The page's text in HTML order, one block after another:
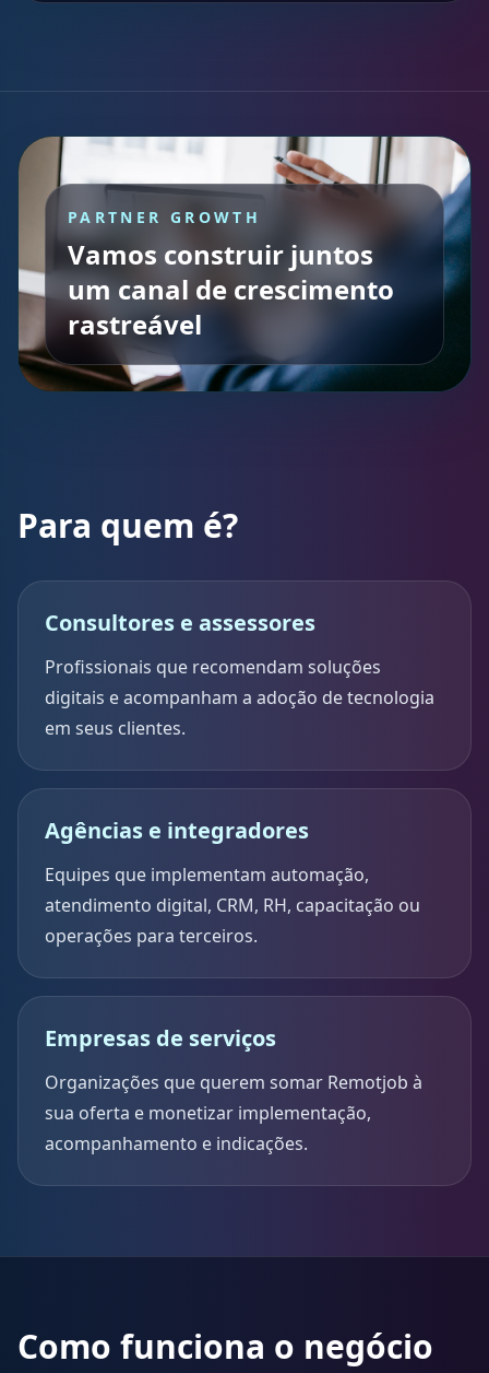
PARTNER GROWTH
Vamos construir juntos
um canal de crescimento
rastreável
Para quem é?
Consultores e assessores
Profissionais que recomendam soluções
digitais e acompanham a adoção de tecnologia
em seus clientes.
Agências e integradores
Equipes que implementam automação,
atendimento digital, CRM, RH, capacitação ou
operações para terceiros.
Empresas de serviços
Organizações que querem somar Remotjob à
sua oferta e monetizar implementação,
acompanhamento e indicações.
Como funciona o negócio